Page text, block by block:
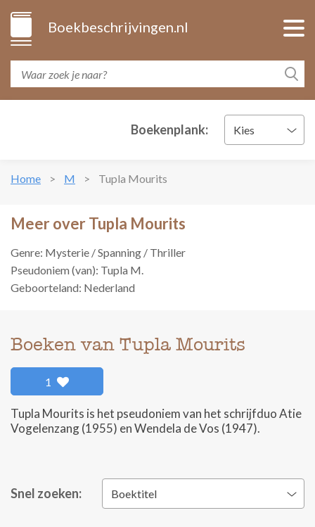
Boekbeschrijvingen.nl
Boekenplank: Kies
Home M Tupla Mourits
Meer over Tupla Mourits
Genre: Mysterie / Spanning / Thriller
Pseudoniem (van): Tupla M.
Geboorteland: Nederland
Boeken van Tupla Mourits
1
Tupla Mourits is het pseudoniem van het schrijfduo Atie
Vogelenzang (1955) en Wendela de Vos (1947).
Snel zoeken: Boektitel